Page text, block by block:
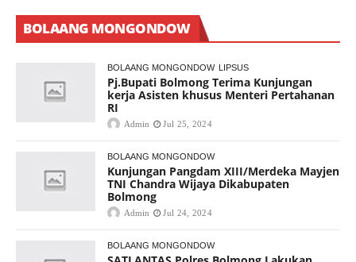
BOLAANG MONGONDOW
BOLAANG MONGONDOW LIPSUS
Pj.Bupati Bolmong Terima Kunjungan
kerja Asisten khusus Menteri Pertahanan
RI
Admin Jul 25, 2024
BOLAANG MONGONDOW
Kunjungan Pangdam XIII/Merdeka Mayjen
TNI Chandra Wijaya Dikabupaten
Bolmong
Admin Jul 24, 2024
BOLAANG MONGONDOW